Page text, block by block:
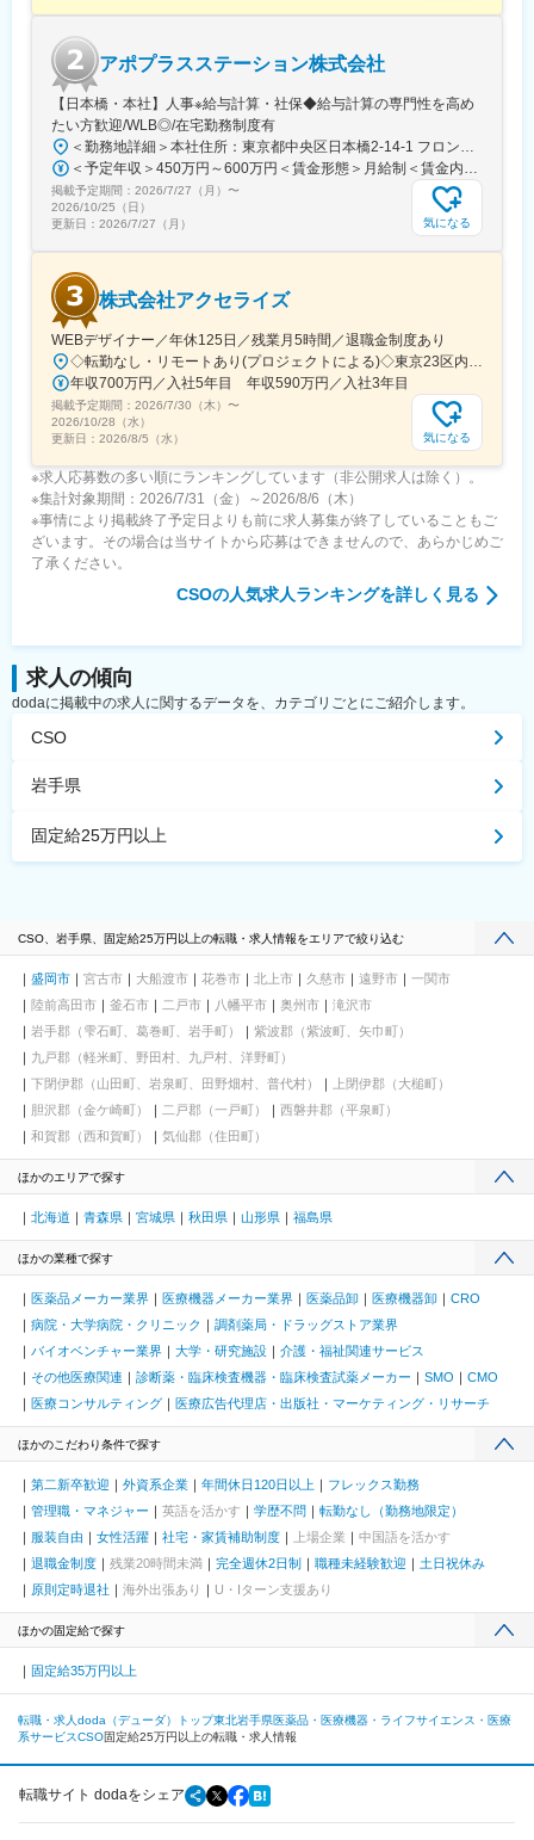
報の収集を行っていただきます。
《具体的には...》
■新薬のプロモーション
■長期収載品の市場拡大
■ジェネリック医薬品のプロモーション
※プロジェクトの状況によっては、選考保留（ご紹介できるプロジ
ェクトが出るまで保留）となる場合もございますのであらかじめ
ご認識の程よろしくお願いします※
変更の範囲：会社の定める業務
アポプラスステーション株式会社
【日本橋・本社】人事※給与計算・社保◆給与計算の専門性を高め
たい方歓迎/WLB◎/在宅勤務制度有
掲載予定期間： 2026/7/27（月） 〜
2026/10/25（日）
更新日： 2026/7/27（月） 気になる
株式会社アクセライズ
WEBデザイナー／年休125日／残業月5時間／退職金制度あり
年収700万円／入社5年目 年収590万円／入社3年目
掲載予定期間： 2026/7/30（木） 〜
2026/10/28（水）
更新日： 2026/8/5（水） 気になる
※求人応募数の多い順にランキングしています（非公開求人は除く）。
※集計対象期間：2026/7/31（金）～2026/8/6（木）
※事情により掲載終了予定日よりも前に求人募集が終了していることもご
ざいます。その場合は当サイトから応募はできませんので、あらかじめご
了承ください。
CSOの人気求人ランキングを詳しく見る
求人の傾向
dodaに掲載中の求人に関するデータを、カテゴリごとにご紹介します。
CSO
岩手県
固定給25万円以上
CSO、岩手県、固定給25万円以上の転職・求人情報をエリアで絞り込む
盛岡市 宮古市 大船渡市 花巻市 北上市 久慈市 遠野市
一関市
陸前高田市
釜石市 二戸市 八幡平市 奥州市
滝沢市
岩手郡（雫石町、葛巻町、岩手町）
紫波郡（紫波町、矢巾町）
九戸郡（軽米町、野田村、九戸村、洋野町）
下閉伊郡（山田町、岩泉町、田野畑村、普代村）
上閉伊郡（大槌町）
胆沢郡（金ケ崎町）
二戸郡（一戸町）
西磐井郡（平泉町）
和賀郡（西和賀町）
気仙郡（住田町）
ほかのエリアで探す
北海道 青森県 宮城県 秋田県 山形県 福島県
ほかの業種で探す
医薬品メーカー業界 医療機器メーカー業界 医薬品卸 医療機器卸
CRO
病院・大学病院・クリニック
調剤薬局・ドラッグストア業界
バイオベンチャー業界
大学・研究施設
介護・福祉関連サービス
その他医療関連
診断薬・臨床検査機器・臨床検査試薬メーカー SMO
CMO
医療コンサルティング
医療広告代理店・出版社・マーケティング・リサーチ
ほかのこだわり条件で探す
第二新卒歓迎 外資系企業 年間休日120日以上
フレックス勤務
管理職・マネジャー
英語を活かす 学歴不問
転勤なし（勤務地限定）
服装自由
女性活躍 社宅・家賃補助制度 上場企業
中国語を活かす
退職金制度
残業20時間未満 完全週休2日制 職種未経験歓迎
土日祝休み
原則定時退社
海外出張あり U・Iターン支援あり
ほかの固定給で探す
固定給35万円以上
転職・求人doda（デューダ）トップ東北岩手県医薬品・医療機器・ライフサイエンス・医療
系サービスCSO固定給25万円以上の転職・求人情報
転職サイト dodaをシェア